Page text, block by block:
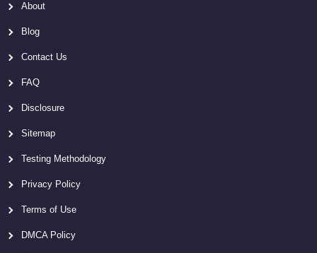
About
Blog
Contact Us
FAQ
Disclosure
Sitemap
Testing Methodology
Privacy Policy
Terms of Use
DMCA Policy